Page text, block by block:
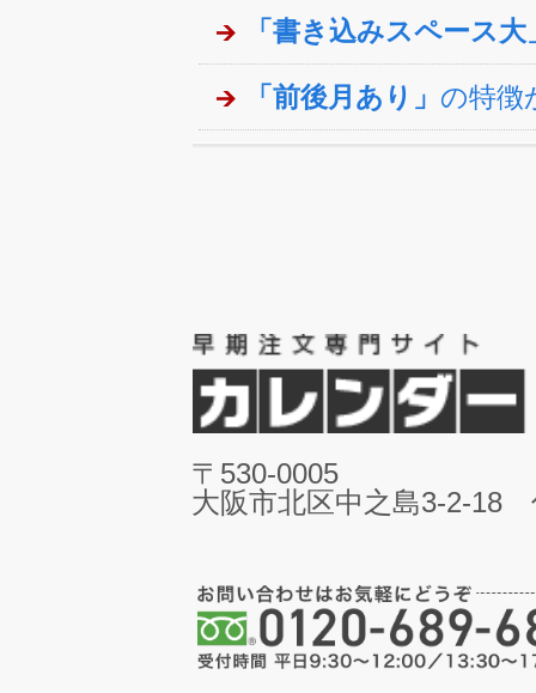
「書き込みスペース大
「前後月あり」 の特徴
〒530-0005
大阪市北区中之島3-2-18